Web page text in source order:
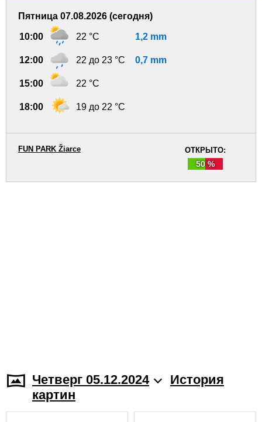
Пятница 07.08.2026 (сегодня)
10:00 22 °C 1,2 mm
12:00 22 до 23 °C 0,7 mm
15:00 22 °C
18:00 19 до 22 °C
ОТКРЫТО:
50 %
FUN PARK Žiarce
Четверг 05.12.2024
История
картин